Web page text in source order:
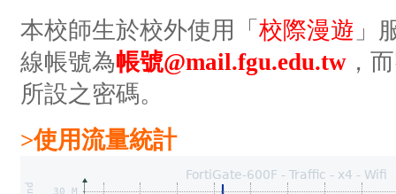
本校師生於校外使用「 校際漫遊 」
線帳號為帳號@mail.fgu.edu.tw ，
所設之密碼。
>使用流量統計